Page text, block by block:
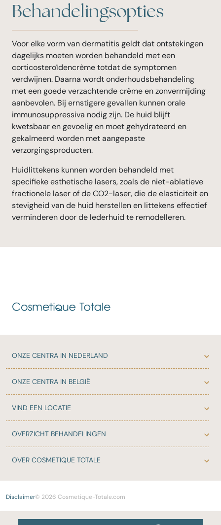
Behandelingsopties
Voor elke vorm van dermatitis geldt dat ontstekingen
dagelijks moeten worden behandeld met een
corticosteroïdencrème totdat de symptomen
verdwijnen. Daarna wordt onderhoudsbehandeling
met een goede verzachtende crème en zonvermijding
aanbevolen. Bij ernstigere gevallen kunnen orale
immunosuppressiva nodig zijn. De huid blijft
kwetsbaar en gevoelig en moet gehydrateerd en
gekalmeerd worden met aangepaste
verzorgingsproducten.
Huidlittekens kunnen worden behandeld met
specifieke esthetische lasers, zoals de niet-ablatieve
fractionele laser of de CO2-laser, die de elasticiteit en
stevigheid van de huid herstellen en littekens effectief
verminderen door de lederhuid te remodelleren.
ONZE CENTRA IN NEDERLAND
ONZE CENTRA IN BELGIË
VIND EEN LOCATIE
OVERZICHT BEHANDELINGEN
OVER COSMETIQUE TOTALE
Disclaimer© 2026 Cosmetique-Totale.com